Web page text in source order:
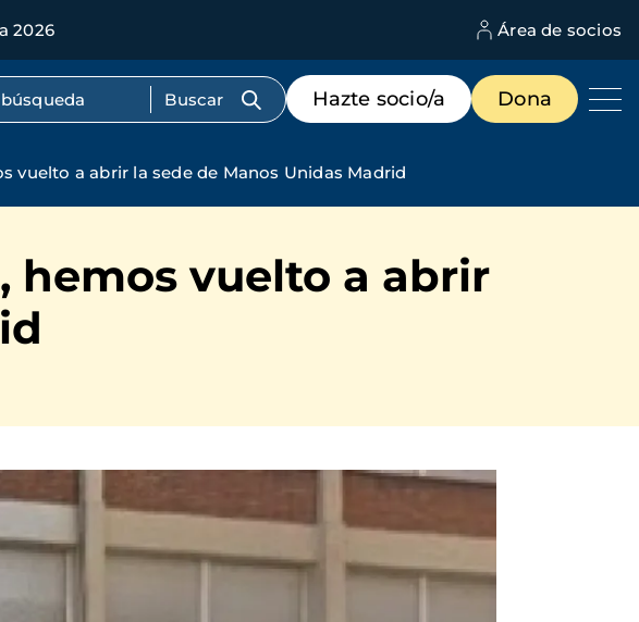
2026 Área de socios
Menú
de
destacados
Hazte socio/a Dona
vuelto a abrir la sede de Manos Unidas Madrid
hemos vuelto a abrir